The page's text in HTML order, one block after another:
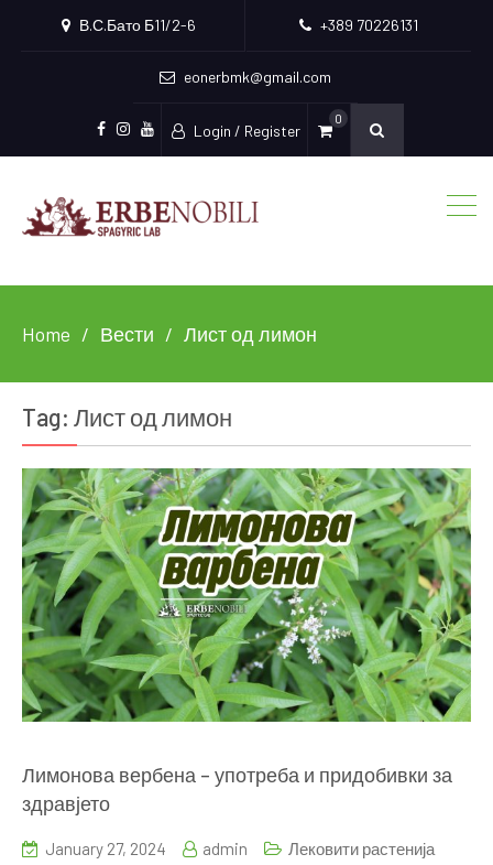
В.С.Бато Б11/2-6 +389 70226131
eonerbmk@gmail.com
Facebook
Instagram
Youtube
Login / Register
0
Home Вести Лист од лимон
Tag: Лист од лимон
Лимонова вербена – употреба и придобивки за
здравјето
January 27, 2024 admin
Лековити растенија